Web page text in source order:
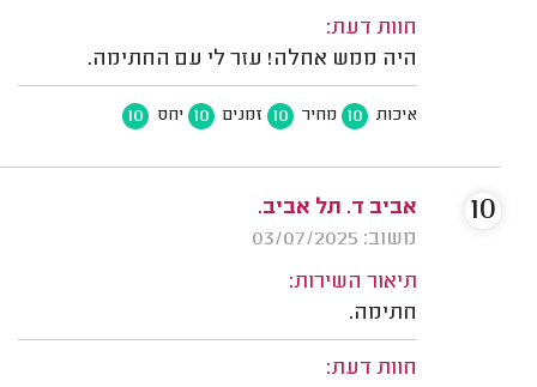
חוות דעת:
היה ממש אחלה! עזר לי עם החתימה.
איכות 10 מחיר 10 זמנים 10 יחס 10
אביב ד. תל אביב.
משוב: 03/07/2025
תיאור השירות:
חתימה.
חוות דעת:
10